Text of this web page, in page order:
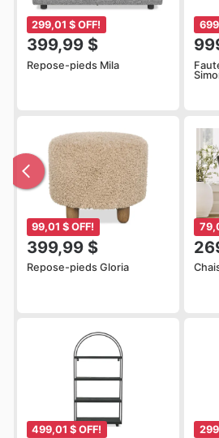
299,01 $ OFF!
399,99 $
Repose-pieds Mila
99,01 $ OFF!
399,99 $
Repose-pieds Gloria
499,01 $ OFF!